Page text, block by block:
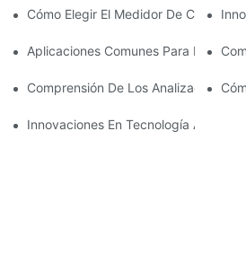
Cómo Elegir El Medidor De Calidad
Aplicaciones Comunes Para
Comprensión De Los Analizadores
Innovaciones En Tecnología